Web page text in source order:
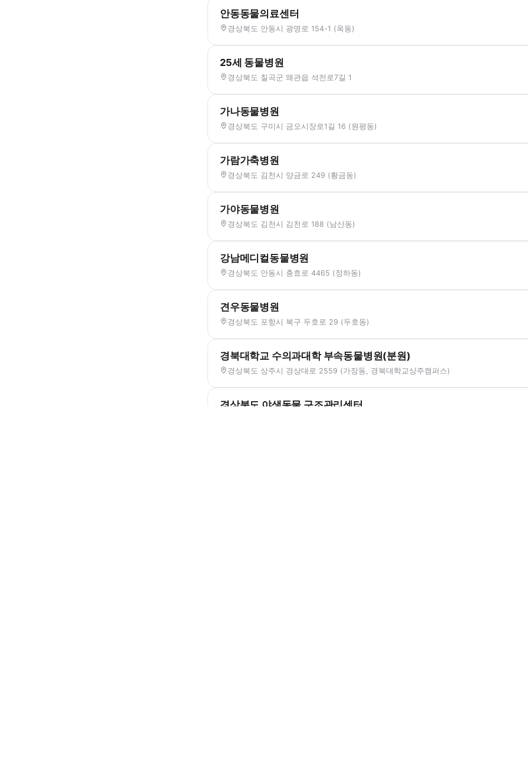
안동동물의료센터
경상북도 안동시 광명로 154-1 (옥동)
25세 동물병원
경상북도 칠곡군 왜관읍 석전로7길 1
가나동물병원
경상북도 구미시 금오시장로1길 16 (원평동)
가람가축병원
경상북도 김천시 양금로 249 (황금동)
가야동물병원
경상북도 김천시 김천로 188 (남산동)
강남메디컬동물병원
경상북도 안동시 충효로 4465 (정하동)
견우동물병원
경상북도 포항시 북구 두호로 29 (두호동)
경북대학교 수의과대학 부속동물병원(분원)
경상북도 상주시 경상대로 2559 (가장동, 경북대학교상주캠퍼스)
경상북도 야생동물 구조관리센터